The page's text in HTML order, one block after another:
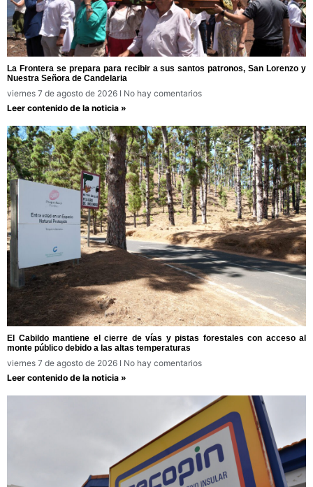
La Frontera se prepara para recibir a sus santos patronos, San Lorenzo y
Nuestra Señora de Candelaria
viernes 7 de agosto de 2026
No hay comentarios
Leer contenido de la noticia »
El Cabildo mantiene el cierre de vías y pistas forestales con acceso al
monte público debido a las altas temperaturas
viernes 7 de agosto de 2026
No hay comentarios
Leer contenido de la noticia »